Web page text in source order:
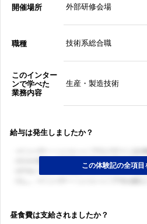
開催場所 外部研修会場
職種 技術系総合職
このインター
ンで学べた
業務内容
生産・製造技術
給与は発生しましたか？
昼食費は支給されましたか？